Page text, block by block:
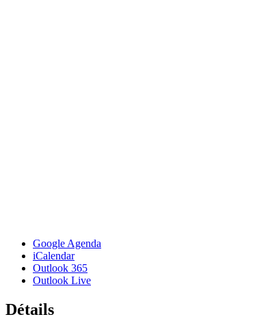
Google Agenda
iCalendar
Outlook 365
Outlook Live
Détails